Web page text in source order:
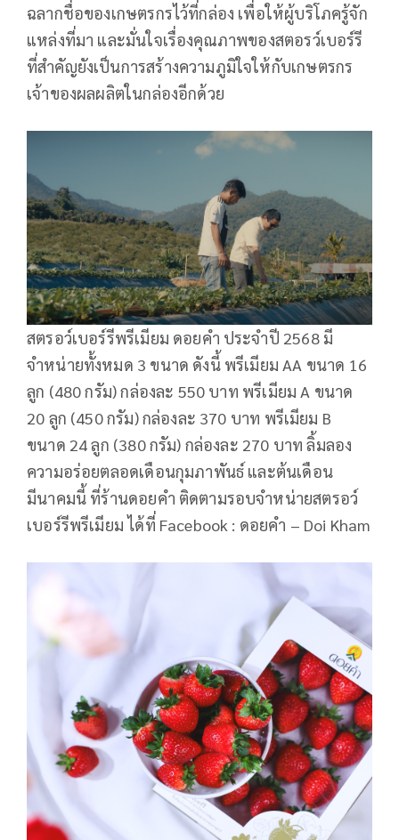
ฉลากชื่อของเกษตรกรไว้ที่กล่อง เพื่อให้ผู้บริโภครู้จัก
แหล่งที่มา และมั่นใจเรื่องคุณภาพของสตอรว์เบอร์รี
ที่สำคัญยังเป็นการสร้างความภูมิใจให้กับเกษตรกร
เจ้าของผลผลิตในกล่องอีกด้วย
สตรอว์เบอร์รีพรีเมียม ดอยคำ ประจำปี 2568 มี
จำหน่ายทั้งหมด 3 ขนาด ดังนี้ พรีเมียม AA ขนาด 16
ลูก (480 กรัม) กล่องละ 550 บาท พรีเมียม A ขนาด
20 ลูก (450 กรัม) กล่องละ 370 บาท พรีเมียม B
ขนาด 24 ลูก (380 กรัม) กล่องละ 270 บาท ลิ้มลอง
ความอร่อยตลอดเดือนกุมภาพันธ์ และต้นเดือน
มีนาคมนี้ ที่ร้านดอยคำ ติดตามรอบจำหน่ายสตรอว์
เบอร์รีพรีเมียม ได้ที่ Facebook : ดอยคำ – Doi Kham